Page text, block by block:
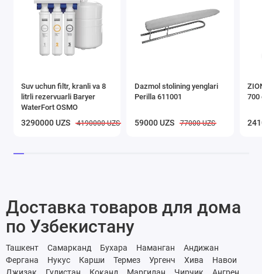
Suv uchun filtr, kranli va 8
litrli rezervuarli Baryer
WaterFort OSMO
3290000 UZS 4190000 UZS
Dazmol stolining yenglari
Perilla 611001
59000 UZS 77000 UZS
700
Доставка товаров для дома
по Узбекистану
Ташкент Самарканд Бухара Наманган
Андижан
Фергана
Нукус Карши Термез Ургенч Хива
Навои